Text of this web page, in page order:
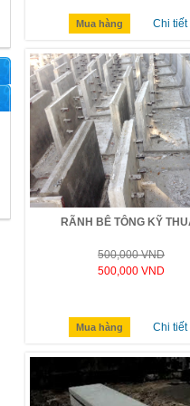
Mua hàng Chi tiết
RÃNH BÊ TÔNG KỸ
500,000 VND
500,000 VND
Mua hàng Chi tiết